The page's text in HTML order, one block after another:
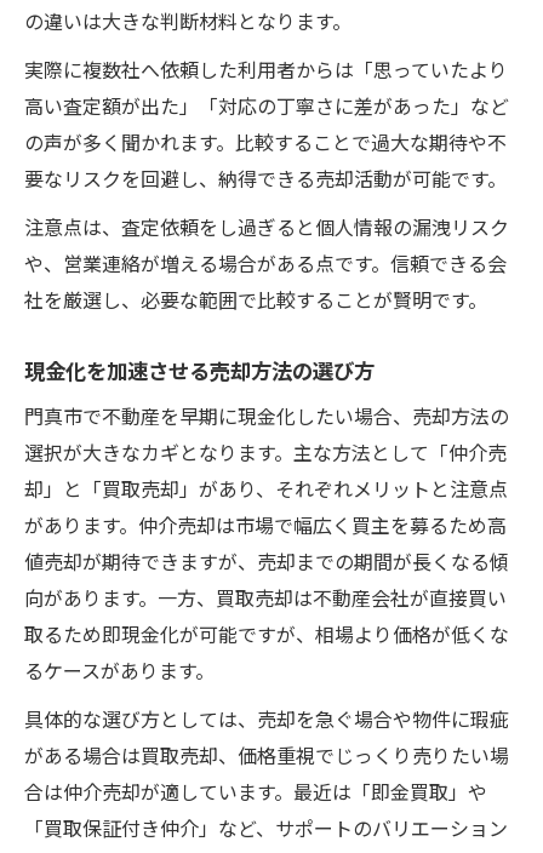
の違いは大きな判断材料となります。
実際に複数社へ依頼した利用者からは「思っていたより
高い査定額が出た」「対応の丁寧さに差があった」など
の声が多く聞かれます。比較することで過大な期待や不
要なリスクを回避し、納得できる売却活動が可能です。
注意点は、査定依頼をし過ぎると個人情報の漏洩リスク
や、営業連絡が増える場合がある点です。信頼できる会
社を厳選し、必要な範囲で比較することが賢明です。
現金化を加速させる売却方法の選び方
門真市で不動産を早期に現金化したい場合、売却方法の
選択が大きなカギとなります。主な方法として「仲介売
却」と「買取売却」があり、それぞれメリットと注意点
があります。仲介売却は市場で幅広く買主を募るため高
値売却が期待できますが、売却までの期間が長くなる傾
向があります。一方、買取売却は不動産会社が直接買い
取るため即現金化が可能ですが、相場より価格が低くな
るケースがあります。
具体的な選び方としては、売却を急ぐ場合や物件に瑕疵
がある場合は買取売却、価格重視でじっくり売りたい場
合は仲介売却が適しています。最近は「即金買取」や
「買取保証付き仲介」など、サポートのバリエーション